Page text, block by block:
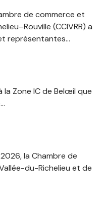
de commerce et
(CCIVRR) a
représentantes…
la Zone IC de Belœil que
la Chambre de
du-Richelieu et de